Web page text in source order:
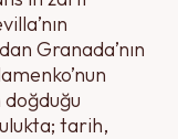
Granada’nın
tarih,